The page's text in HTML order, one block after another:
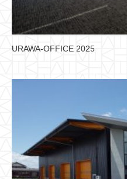
URAWA-OFFICE 2025